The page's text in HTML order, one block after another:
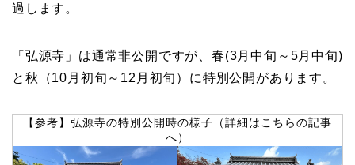
過します。
「弘源寺」は通常非公開ですが、春(3月中旬～5月中旬)
と秋（10月初旬～12月初旬）に特別公開があります。
【参考】弘源寺の特別公開時の様子（詳細はこちらの記事
へ）